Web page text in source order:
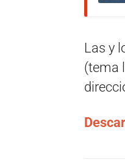
Las y
(tema